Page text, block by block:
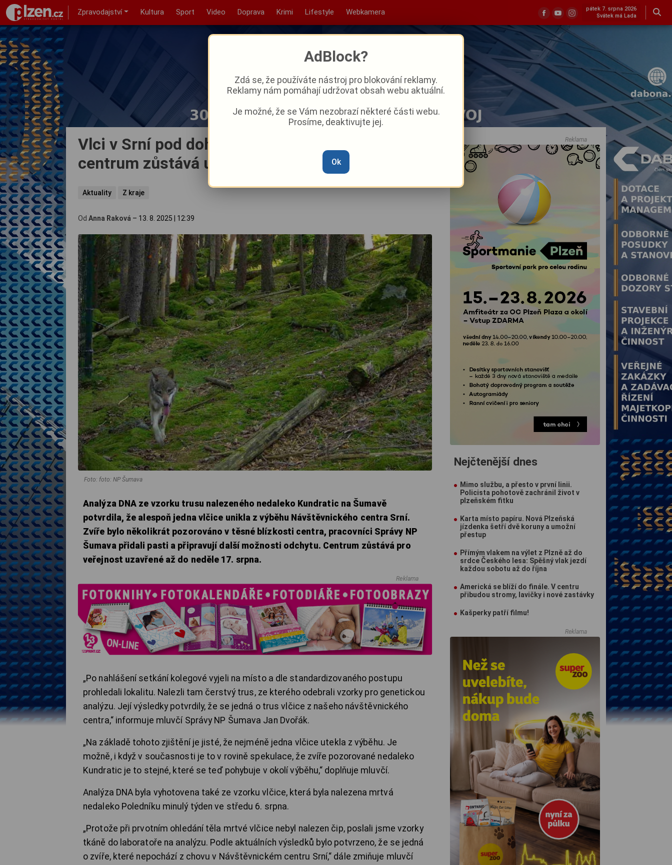
Zpravodajství Kultura Sport Video Doprava Krimi Lifestyle Webkamera
pátek 7. srpna 2026
Svátek má Lada
Vlci v Srní pod dohledem: Jedna samice unikla,
centrum zůstává uzavřené
Aktuality Z kraje
Od Anna Raková – 13. 8. 2025 12:39
Foto: foto: NP Šumava
Analýza DNA ze vzorku trusu nalezeného nedaleko Kundratic na Šumavě
potvrdila, že alespoň jedna vlčice unikla z výběhu Návštěvnického centra Srní.
Zvíře bylo několikrát pozorováno v těsné blízkosti centra, pracovníci Správy NP
Šumava přidali pasti a připravují další možnosti odchytu. Centrum zůstává pro
veřejnost uzavřené až do neděle 17. srpna.
Reklama
„Po nahlášení setkání kolegové vyjeli na místo a dle standardizovaného postupu
prohledali lokalitu. Nalezli tam čerstvý trus, ze kterého odebrali vzorky pro genetickou
analýzu. Její výsledky potvrdily, že se jedná o trus vlčice z našeho návštěvnického
centra,“ informuje mluvčí Správy NP Šumava Jan Dvořák.
„Na základě tohoto zjištění je jisté, že nejméně jedna vlčice utekla z výběhu. Je
možně, i když v současnosti je to v rovině spekulace, že zvíře pozorované nedaleko
Kundratic je to stejné, které se teď pohybuje v okolí výběhu,“ doplňuje mluvčí.
Analýza DNA byla vyhotovena také ze vzorku vlčice, která byla nalezena mrtvá
nedaleko Poledníku minulý týden ve středu 6. srpna.
„Protože při prvotním ohledání těla mrtvé vlčice nebyl nalezen čip, poslali jsme vzorky
tkáně do laboratoře na analýzu. Podle aktuálních výsledků bylo potvrzeno, že se jedná
o zvíře, které nepochází z chovu v Návštěvnickém centru Srní,“ dále zmiňuje mluvčí
Reklama
Nejčtenější dnes
Mimo službu, a přesto v první linii.
Policista pohotově zachránil život v
plzeňském fitku
Karta místo papíru. Nová Plzeňská
jízdenka šetří dvě koruny a umožní
přestup
Přímým vlakem na výlet z Plzně až do
srdce Českého lesa: Spěšný vlak jezdí
každou sobotu až do října
Americká se blíží do finále. V centru
přibudou stromy, lavičky i nové zastávky
Kašperky patří filmu!
Reklama
AdBlock?
Zdá se, že používáte nástroj pro blokování reklamy.
Reklamy nám pomáhají udržovat obsah webu aktuální.
Je možné, že se Vám nezobrazí některé části webu.
Prosíme, deaktivujte jej.
Ok